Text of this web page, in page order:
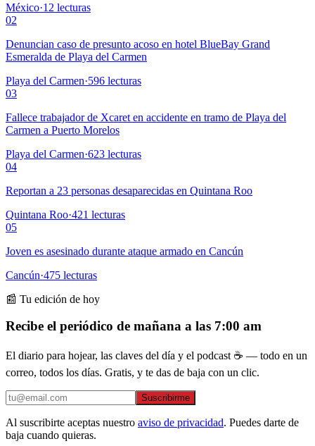
México·12 lecturas
02
Denuncian caso de presunto acoso en hotel BlueBay Grand
Esmeralda de Playa del Carmen
Playa del Carmen·596 lecturas
03
Fallece trabajador de Xcaret en accidente en tramo de Playa del
Carmen a Puerto Morelos
Playa del Carmen·623 lecturas
04
Reportan a 23 personas desaparecidas en Quintana Roo
Quintana Roo·421 lecturas
05
Joven es asesinado durante ataque armado en Cancún
Cancún·475 lecturas
📰 Tu edición de hoy
Recibe el periódico de mañana a las 7:00 am
El diario para hojear, las claves del día y el podcast ☕ — todo en un
correo, todos los días. Gratis, y te das de baja con un clic.
Suscribirme
Al suscribirte aceptas nuestro aviso de privacidad. Puedes darte de
baja cuando quieras.